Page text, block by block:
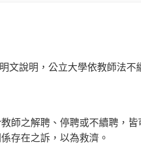
文說明，公立大學依教師法
師之解聘、停聘或不續聘，
存在之訴，以為救濟。